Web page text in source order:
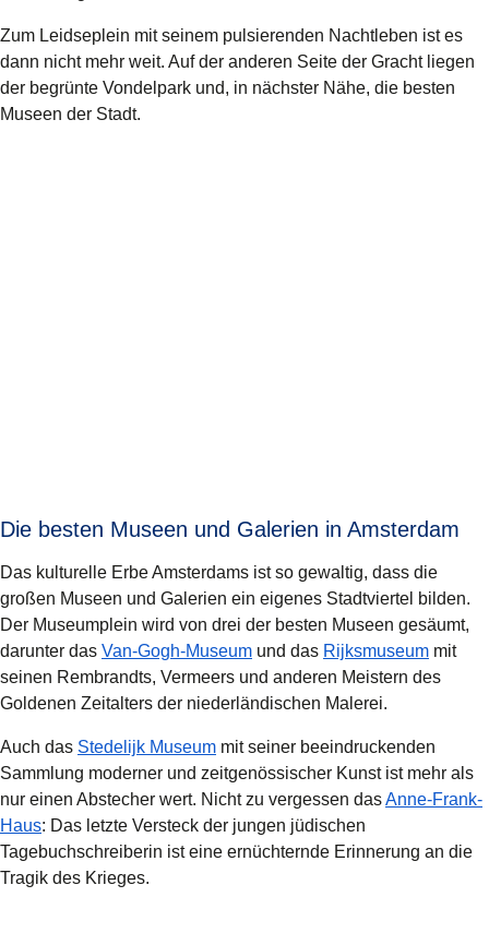
Zum Leidseplein mit seinem pulsierenden Nachtleben ist es
dann nicht mehr weit. Auf der anderen Seite der Gracht liegen
der begrünte Vondelpark und, in nächster Nähe, die besten
Museen der Stadt.
Die besten Museen und Galerien in Amsterdam
Das kulturelle Erbe Amsterdams ist so gewaltig, dass die
großen Museen und Galerien ein eigenes Stadtviertel bilden.
Der Museumplein wird von drei der besten Museen gesäumt,
darunter das Van-Gogh-Museum( Öffnet einen neuen Tab)
und das Rijksmuseum( Öffnet
mit
seinen Rembrandts, Vermeers und anderen Meistern des
Goldenen Zeitalters der niederländischen Malerei.
Auch das Stedelijk Museum( Öffnet einen neuen Tab)
mit seiner beeindruckenden
Sammlung moderner und zeitgenössischer Kunst ist mehr als
nur einen Abstecher wert. Nicht zu vergessen dasAnne-Frank-
Haus( Öffnet einen neuen Tab)
: Das letzte Versteck der jungen jüdischen
Tagebuchschreiberin ist eine ernüchternde Erinnerung an die
Tragik des Krieges.